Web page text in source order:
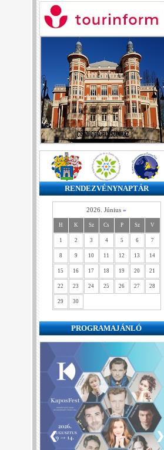
RENDEZVÉNYNAPTÁR
2026. Június »
H K Sz Cs P Sz V
1 2 3 4 5 6 7
8 9 10 11 12 13 14
15 16 17 18 19 20 21
22 23 24 25 26 27 28
29 30
PROGRAMAJÁNLÓ
❮ ❯